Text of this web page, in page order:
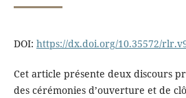
DOI: https://dx.doi.org/10.35572/
Cet article présente deux discours
des cérémonies d’ouverture et de